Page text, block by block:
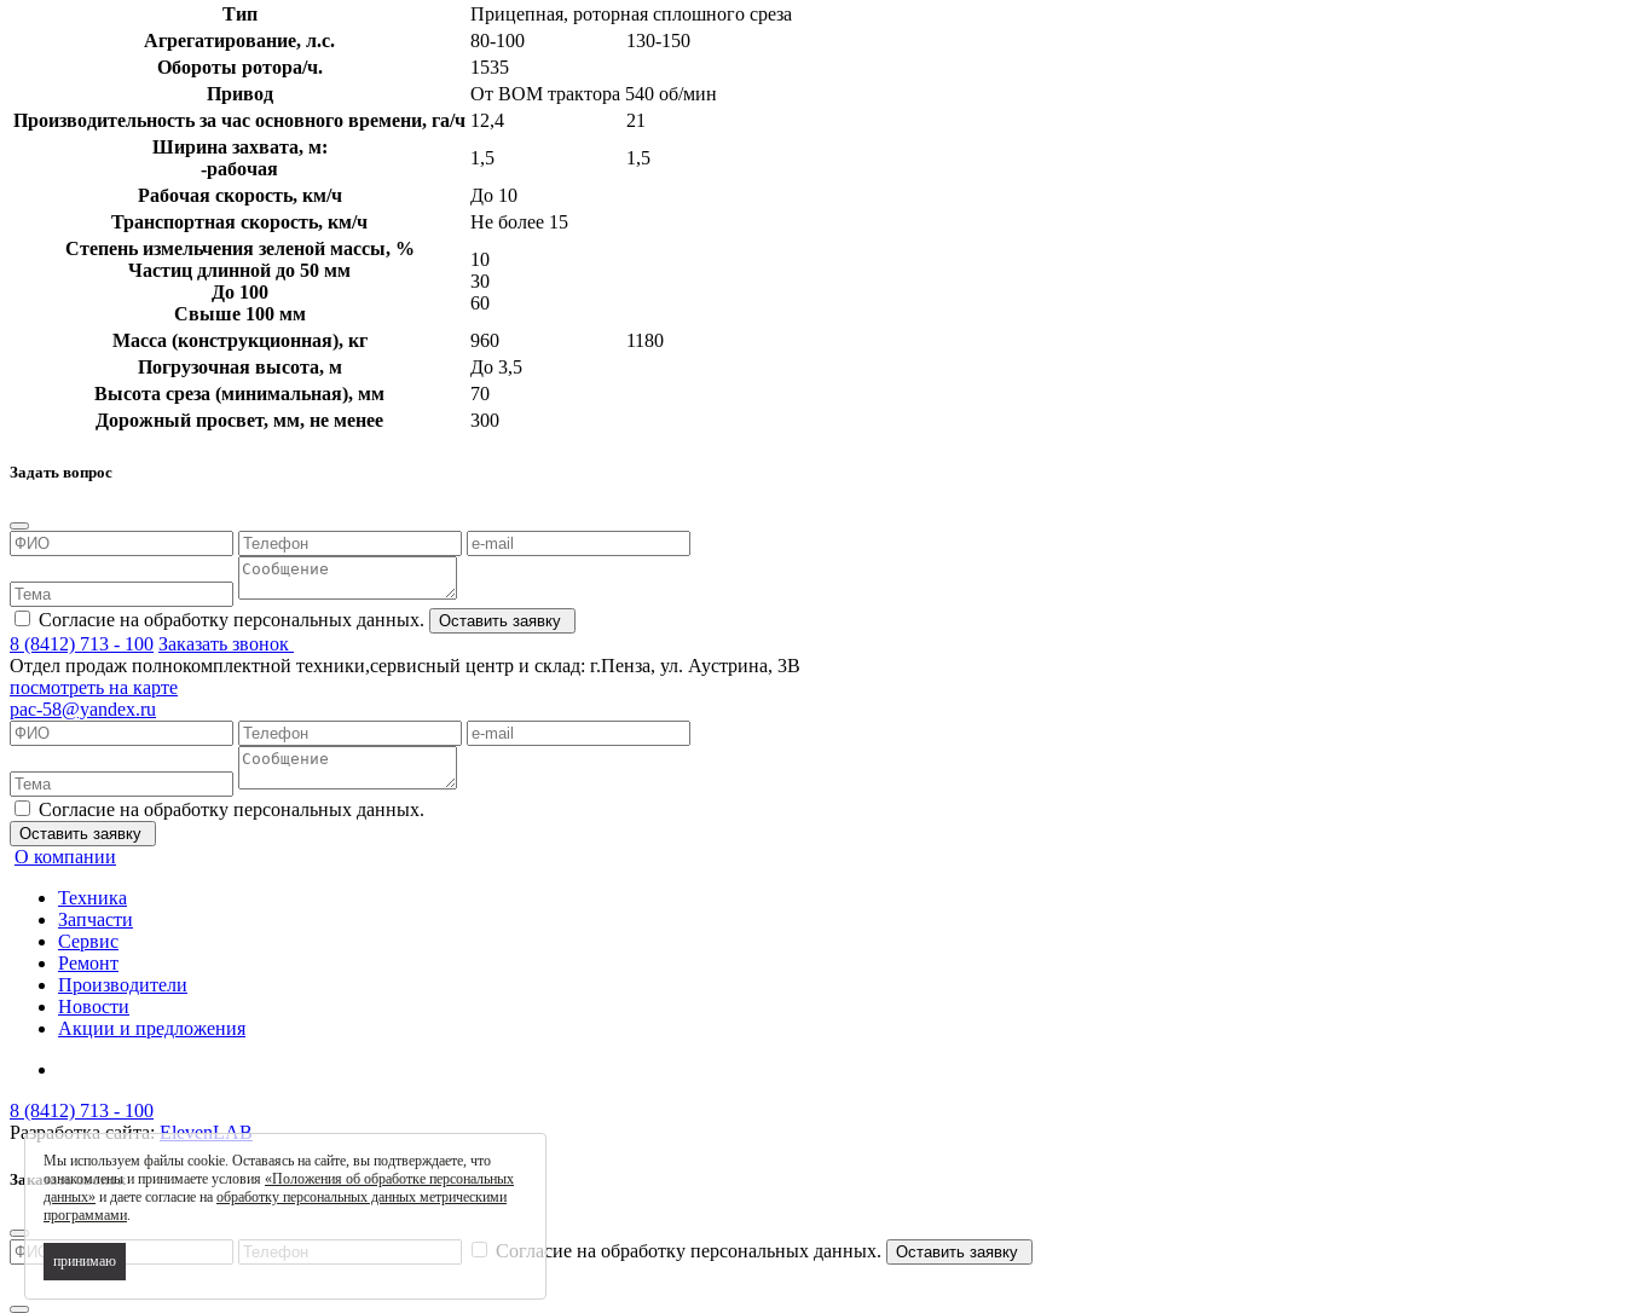
Тип
Прицепная, роторная сплошного среза
Агрегатирование, л.с.
80-100
130-150
Обороты ротора/ч.
1535
Привод
От ВОМ трактора 540 об/мин
Производительность за час основного времени, га/ч 12,4
21
Ширина захвата, м:
-рабочая
1,5
1,5
Рабочая скорость, км/ч
До 10
Транспортная скорость, км/ч
Не более 15
Степень измельчения зеленой массы, %
Частиц длинной до 50 мм
До 100
Свыше 100 мм
10
30
60
Масса (конструкционная), кг
960
1180
Погрузочная высота, м
До 3,5
Высота среза (минимальная), мм
70
Дорожный просвет, мм, не менее
300
Задать вопрос
Согласие на обработку персональных данных. Оставить заявку
8 (8412) 713 - 100 Заказать звонок
Отдел продаж полнокомплектной техники,сервисный центр и склад: г.Пенза, ул. Аустрина, 3В
посмотреть на карте
pac-58@yandex.ru
Согласие на обработку персональных данных.
Оставить заявку
О компании
Техника
Запчасти
Сервис
Ремонт
Производители
Новости
Акции и предложения
8 (8412) 713 - 100
Разработка сайта:ElevenLAB
Заказать звонок
Согласие на обработку персональных данных. Оставить заявку
Мы используем файлы cookie. Оставаясь на сайте, вы подтверждаете, что
ознакомлены и принимаете условия «Положения об обработке персональных
данных» и даете согласие на обработку персональных данных метрическими
программами.
принимаю